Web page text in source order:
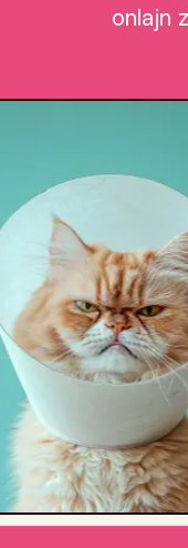
onlajn